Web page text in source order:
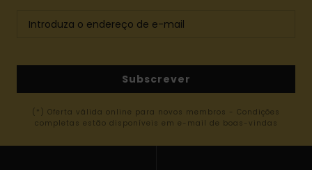
Subscrever
(*) Oferta válida online para novos membros - Condições
completas estão disponíveis em e-mail de boas-vindas